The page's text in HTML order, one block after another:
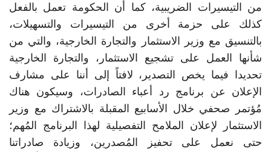
من التيسيرات الضريبية، كما أن الحكومة تعمل بالفعل
كذلك على حزمة أخرى من التيسيرات والتسهيلات،
بالتنسيق مع وزير الاستثمار والتجارة الخارجية، والتي من
شأنها العمل على تشجيع الاستثمار، والتجارة الخارجية
تحديدا فيما يخص التصدير، لافتاً إلى أننا على مشارف
الإعلان عن برنامج رد أعباء الصادرات، وسيكون هناك
مُؤتمر صحفي خلال الأسابيع المقبلة بالاشتراك مع وزير
الاستثمار لإعلان الملامح التفصيلية لهذا البرنامج المُهم؛
حتى نعمل على تحفيز المُصدرين، وزيادة صادراتنا